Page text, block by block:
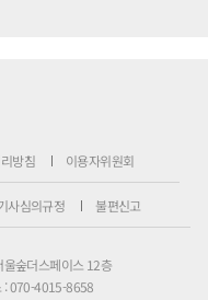
방침 이용자위원회
사심의규정 불편신고
숲더스페이스 12층
: 070-4015-8658